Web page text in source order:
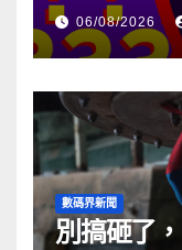
06/08/2026
數碼界新聞
別搞砸了